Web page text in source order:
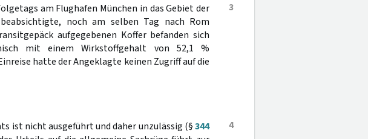
3
am Flughafen München in das Gebiet der
noch am selben Tag nach Rom
aufgegebenen Koffer befanden sich
mit einem Wirkstoffgehalt von 52,1 %
hatte der Angeklagte keinen Zugriff auf die
4
ist nicht ausgeführt und daher unzulässig (§344